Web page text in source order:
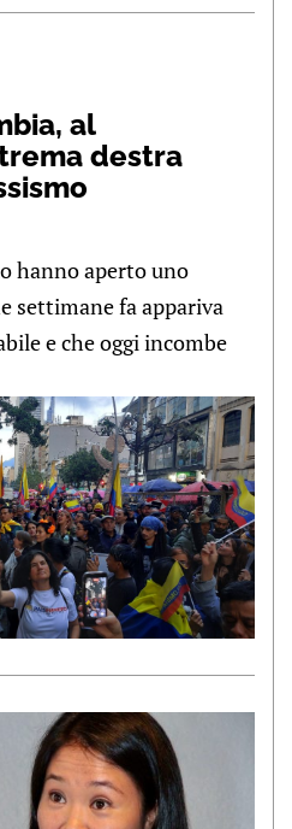
al
destra
hanno aperto uno
settimane fa appariva
e che oggi incombe